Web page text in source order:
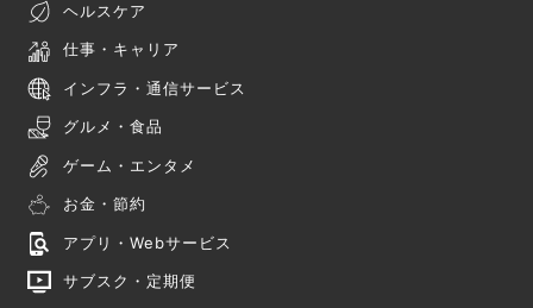
ヘルスケア
仕事・キャリア
インフラ・通信サービス
グルメ・食品
ゲーム・エンタメ
お金・節約
アプリ・Webサービス
サブスク・定期便